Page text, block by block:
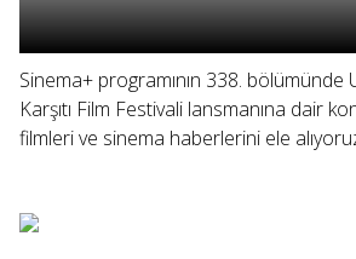
Sinema+ programının 338. bölümünde
Karşıtı Film Festivali lansmanına dair
filmleri ve sinema haberlerini ele